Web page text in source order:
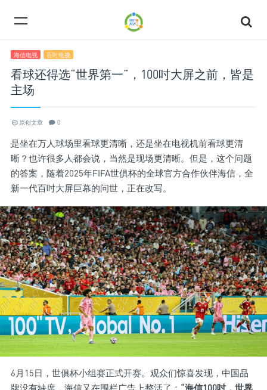
海信电视 百吋电视
看球还得选“世界第一”，100吋大屏之前，皆是
主场
原创文章 0
是坐在万人球场里看球更清晰，还是坐在电视机前看球更清
晰？也许很多人都会说，当然是现场更清晰。但是，这个问题
的答案，随着2025年FIFA世俱杯的全球官方合作伙伴海信，全
新一代百吋大屏巨幕的问世，正在改写。
6月15日，世俱杯小组赛正式开赛。观众们惊喜发现，中国品
牌没有缺席，海信又在围栏广告上整活了： “海信100吋，世界